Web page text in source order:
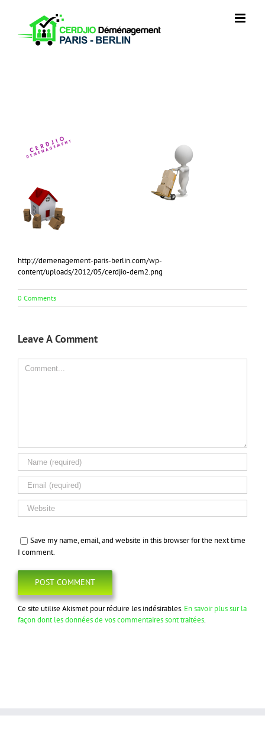
http://demenagement-paris-berlin.com/wp-
content/uploads/2012/05/cerdjio-dem2.png
0 Comments
Leave A Comment
Comment
Save my name, email, and website in this browser for the next time
I comment.
Ce site utilise Akismet pour réduire les indésirables. En savoir plus sur la
façon dont les données de vos commentaires sont traitées.